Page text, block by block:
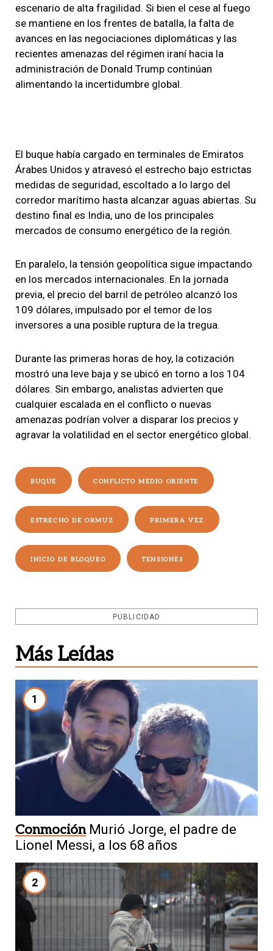
escenario de alta fragilidad. Si bien el cese al fuego
se mantiene en los frentes de batalla, la falta de
avances en las negociaciones diplomáticas y las
recientes amenazas del régimen iraní hacia la
administración de Donald Trump continúan
alimentando la incertidumbre global.
El buque había cargado en terminales de Emiratos
Árabes Unidos y atravesó el estrecho bajo estrictas
medidas de seguridad, escoltado a lo largo del
corredor marítimo hasta alcanzar aguas abiertas. Su
destino final es India, uno de los principales
mercados de consumo energético de la región.
En paralelo, la tensión geopolítica sigue impactando
en los mercados internacionales. En la jornada
previa, el precio del barril de petróleo alcanzó los
109 dólares, impulsado por el temor de los
inversores a una posible ruptura de la tregua.
Durante las primeras horas de hoy, la cotización
mostró una leve baja y se ubicó en torno a los 104
dólares. Sin embargo, analistas advierten que
cualquier escalada en el conflicto o nuevas
amenazas podrían volver a disparar los precios y
agravar la volatilidad en el sector energético global.
BUQUE CONFLICTO MEDIO ORIENTE
ESTRECHO DE ORMUZ PRIMERA VEZ
INICIO DE BLOQUEO TENSIONES
PUBLICIDAD
Más Leídas
1
Conmoción Murió Jorge, el padre de
Lionel Messi, a los 68 años
2